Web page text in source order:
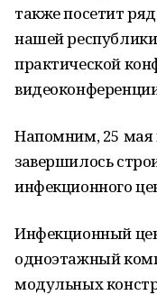
также посетит
нашей
практической
Напомним, 25 мая
завершилось
инфекционного
Инфекционный
одноэтажный
модульных